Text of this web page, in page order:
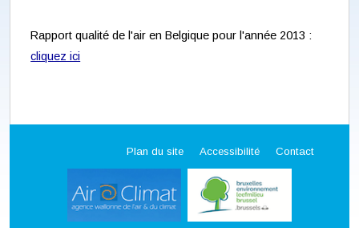
Rapport qualité de l'air en Belgique pour l'année 2013 :
cliquez ici
Plan du site Accessibilité Contact